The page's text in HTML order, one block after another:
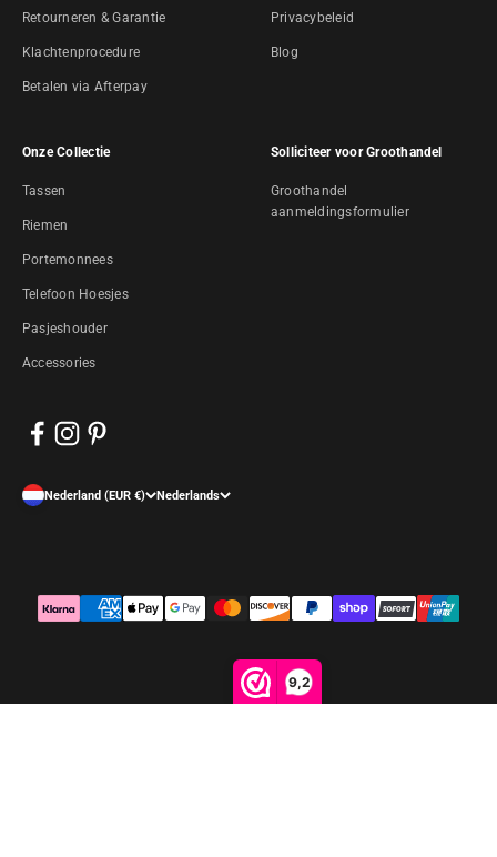
9,2
Retourneren & Garantie
Klachtenprocedure
Betalen via Afterpay
Privacybeleid
Blog
Onze Collectie
Tassen
Riemen
Portemonnees
Telefoon Hoesjes
Pasjeshouder
Accessories
Solliciteer voor Groothandel
Groothandel
aanmeldingsformulier
Nederland (EUR €) Nederlands